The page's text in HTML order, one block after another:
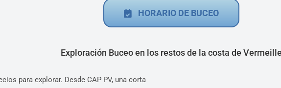
HORARIO DE BUCEO
Exploración Buceo en los restos de la costa de
para explorar. Desde CAP PV, una corta